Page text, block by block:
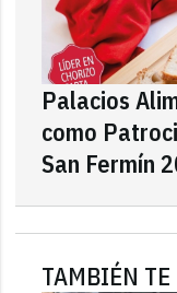
Palacios
como
San Fermín
TAMBIÉN TE